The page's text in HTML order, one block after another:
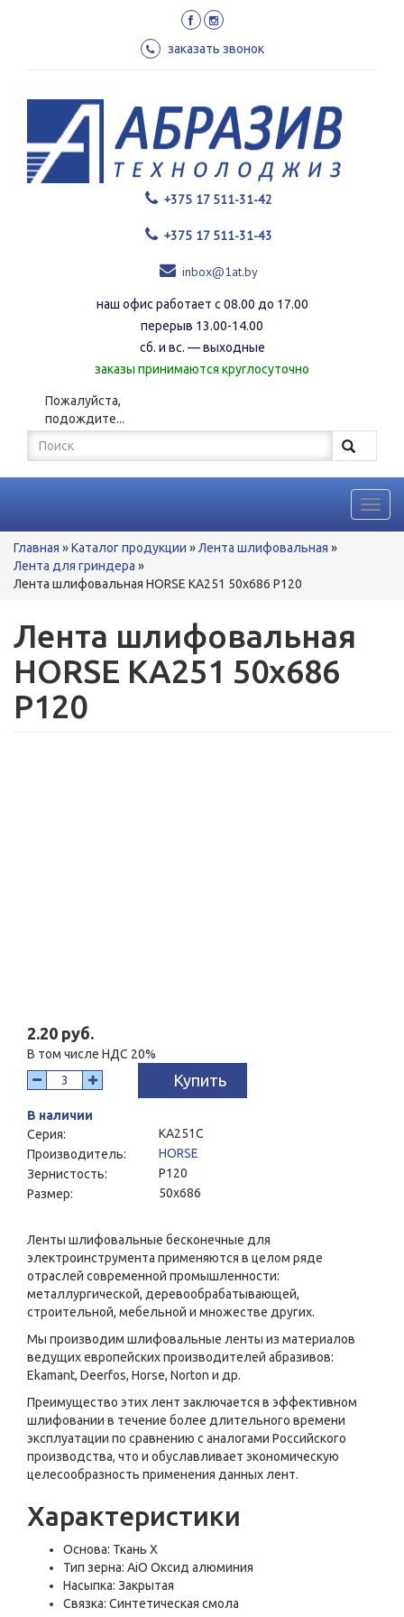
заказать звонок
+375 17 511-31-42
+375 17 511-31-43
inbox@1at.by
наш офис работает с 08.00 до 17.00
перерыв 13.00-14.00
сб. и вс. — выходные
заказы принимаются круглосуточно
Пожалуйста,
подождите...
Форма
поиска
Поиск
Вы
здесь
Главная »Каталог продукции »Лента шлифовальная »
Лента для гриндера »
Лента шлифовальная HORSE KA251 50x686 P120
Лента шлифовальная
HORSE KA251 50x686
P120
2.20 руб.
В том числе НДС 20%
Купить
В наличии
Серия:
KA251C
Производитель:
HORSE
Зернистость:
P120
Размер:
50x686
Ленты шлифовальные бесконечные для
электроинструмента применяются в целом ряде
отраслей современной промышленности:
металлургической, деревообрабатывающей,
строительной, мебельной и множестве других.
Мы производим шлифовальные ленты из материалов
ведущих европейских производителей абразивов:
Ekamant, Deerfos, Horse, Norton и др.
Преимущество этих лент заключается в эффективном
шлифовании в течение более длительного времени
эксплуатации по сравнению с аналогами Российского
производства, что и обуславливает экономическую
целесообразность применения данных лент.
Характеристики
Основа: Ткань Х
Тип зерна: AiO Оксид алюминия
Насыпка: Закрытая
Связка: Синтетическая смола